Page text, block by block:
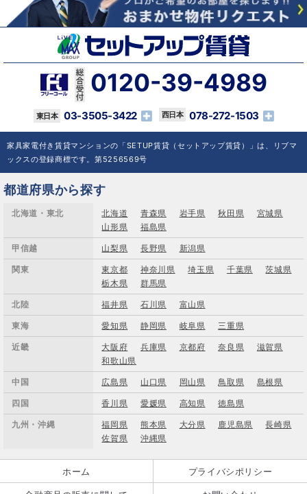
0120-39-4989
03-3505-3422 078-272-1503
家具家電付き賃貸マンションの「SETUP賃貸（セットアップ賃貸）」は、リブマ
ックスの登録商標です。第5256569号
都道府県から探す
北海道・東北 北海道 青森県 岩手県 秋田県
宮城県
山形県
福島県
甲信越 山梨県 長野県 新潟県
関東 東京都 神奈川県 埼玉県 千葉県
茨城県
栃木県
群馬県
北陸 福井県 石川県 富山県
東海 愛知県 静岡県 岐阜県 三重県
近畿 大阪府 兵庫県 京都府 奈良県
滋賀県
和歌山県
中国 広島県 山口県 岡山県 鳥取県 島根県
四国 香川県 愛媛県 高知県 徳島県
九州・沖縄 福岡県 熊本県 大分県 鹿児島県
長崎県
佐賀県
沖縄県
ホーム プライバシポリシー